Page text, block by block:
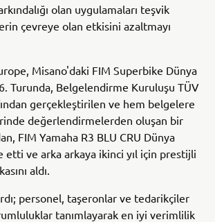
olan uygulamaları teşvik
çevreye olan etkisini azaltmayı
Misano'daki FIM Superbike Dünya
Turunda, Belgelendirme Kuruluşu TÜV
gerçekleştirilen ve hem belgelere
değerlendirmelerden oluşan bir
FIM Yamaha R3 BLU CRU Dünya
etti ve arka arkaya ikinci yıl için prestijli
aldı.
personel, taşeronlar ve tedarikçiler
tanımlayarak en iyi verimlilik